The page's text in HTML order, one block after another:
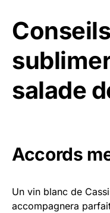
salade
Accords
Un vin blanc de
accompagnera